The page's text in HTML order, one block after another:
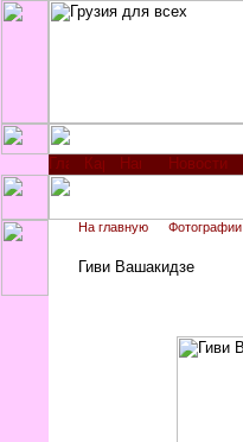
Новости
На главную Фотографии
Гиви Вашакидзе